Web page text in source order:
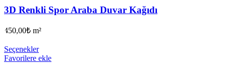
3D Renkli Spor Araba Duvar Kağıdı
450,00₺ m²
Seçenekler
Favorilere ekle